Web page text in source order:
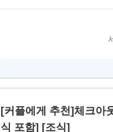
[커플에게 추천]체크아
식 포함] [조식]